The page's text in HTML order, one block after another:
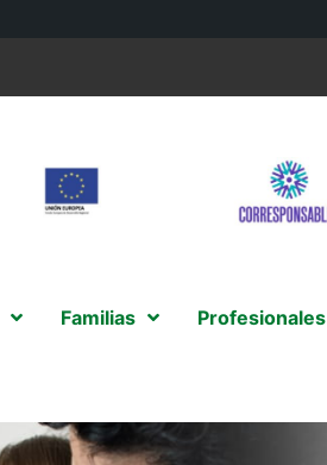
Familias Profesionales